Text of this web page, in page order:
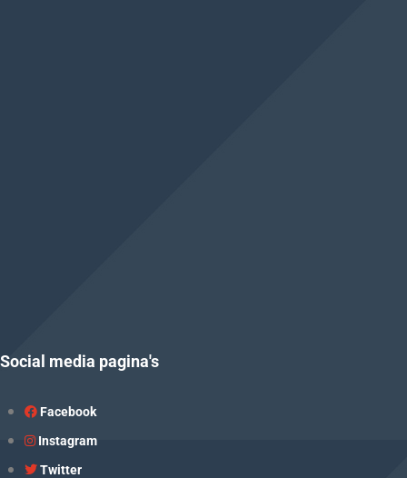
Social media pagina's
Facebook
Instagram
Twitter